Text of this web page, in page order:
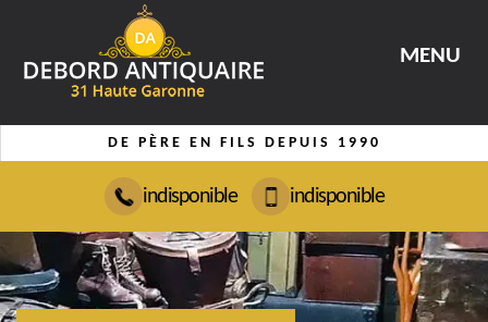
MENU
DE PÈRE EN FILS DEPUIS 1990
indisponible indisponible